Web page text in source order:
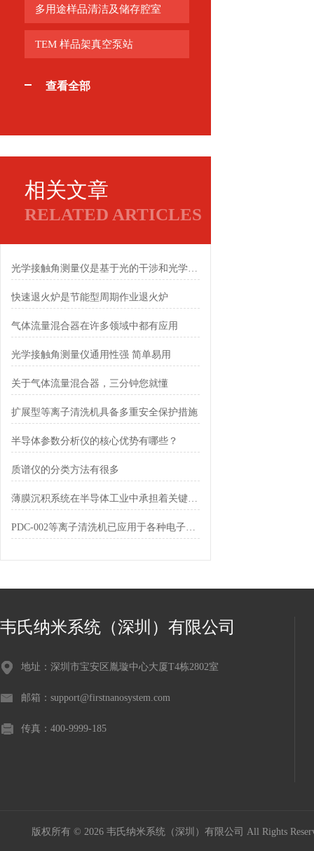
多用途样品清洁及储存腔室
TEM 样品架真空泵站
查看全部
相关文章
RELATED ARTICLES
光学接触角测量仪是基于光的干涉和光学成像原理设计的
快速退火炉是节能型周期作业退火炉
气体流量混合器在许多领域中都有应用
光学接触角测量仪通用性强 简单易用
关于气体流量混合器，三分钟您就懂
扩展型等离子清洗机具备多重安全保护措施
半导体参数分析仪的核心优势有哪些？
质谱仪的分类方法有很多
薄膜沉积系统在半导体工业中承担着关键角色
PDC-002等离子清洗机已应用于各种电子元件的制造
韦氏纳米系统（深圳）有限公司
地址：深圳市宝安区胤璇中心大厦T4栋2802室
邮箱：support@firstnanosystem.com
传真：400-9999-185
版权所有 © 2026 韦氏纳米系统（深圳）有限公司 All Rights